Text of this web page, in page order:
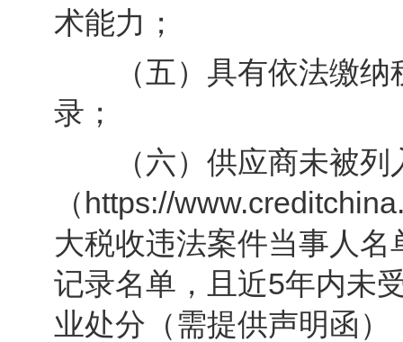
术能力；
（五）具有依法缴纳
录；
（六）供应商未被列
（https://
大税收违法案件当事人
记录名单，且近5年内未
业处分（需提供声明函）